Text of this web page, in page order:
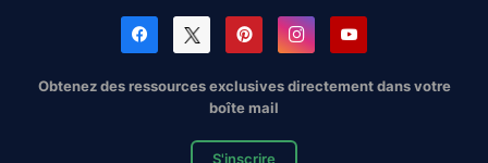
Obtenez des ressources exclusives directement dans votre
boîte mail
S'inscrire